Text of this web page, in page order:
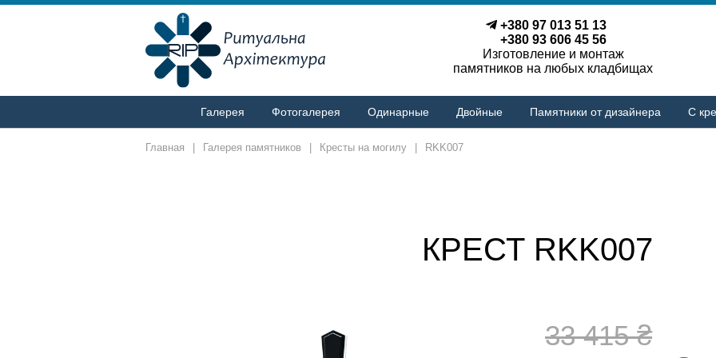
+380 97 013 51 13
+380 93 606 45 56
Изготовление и монтаж
памятников на любых кладбищах
Галерея Фотогалерея Одинарные Двойные Памятники от дизайнера С
Главная Галерея памятников Кресты на могилу RKK007
КРЕСТ RKK007
33 415 ₴